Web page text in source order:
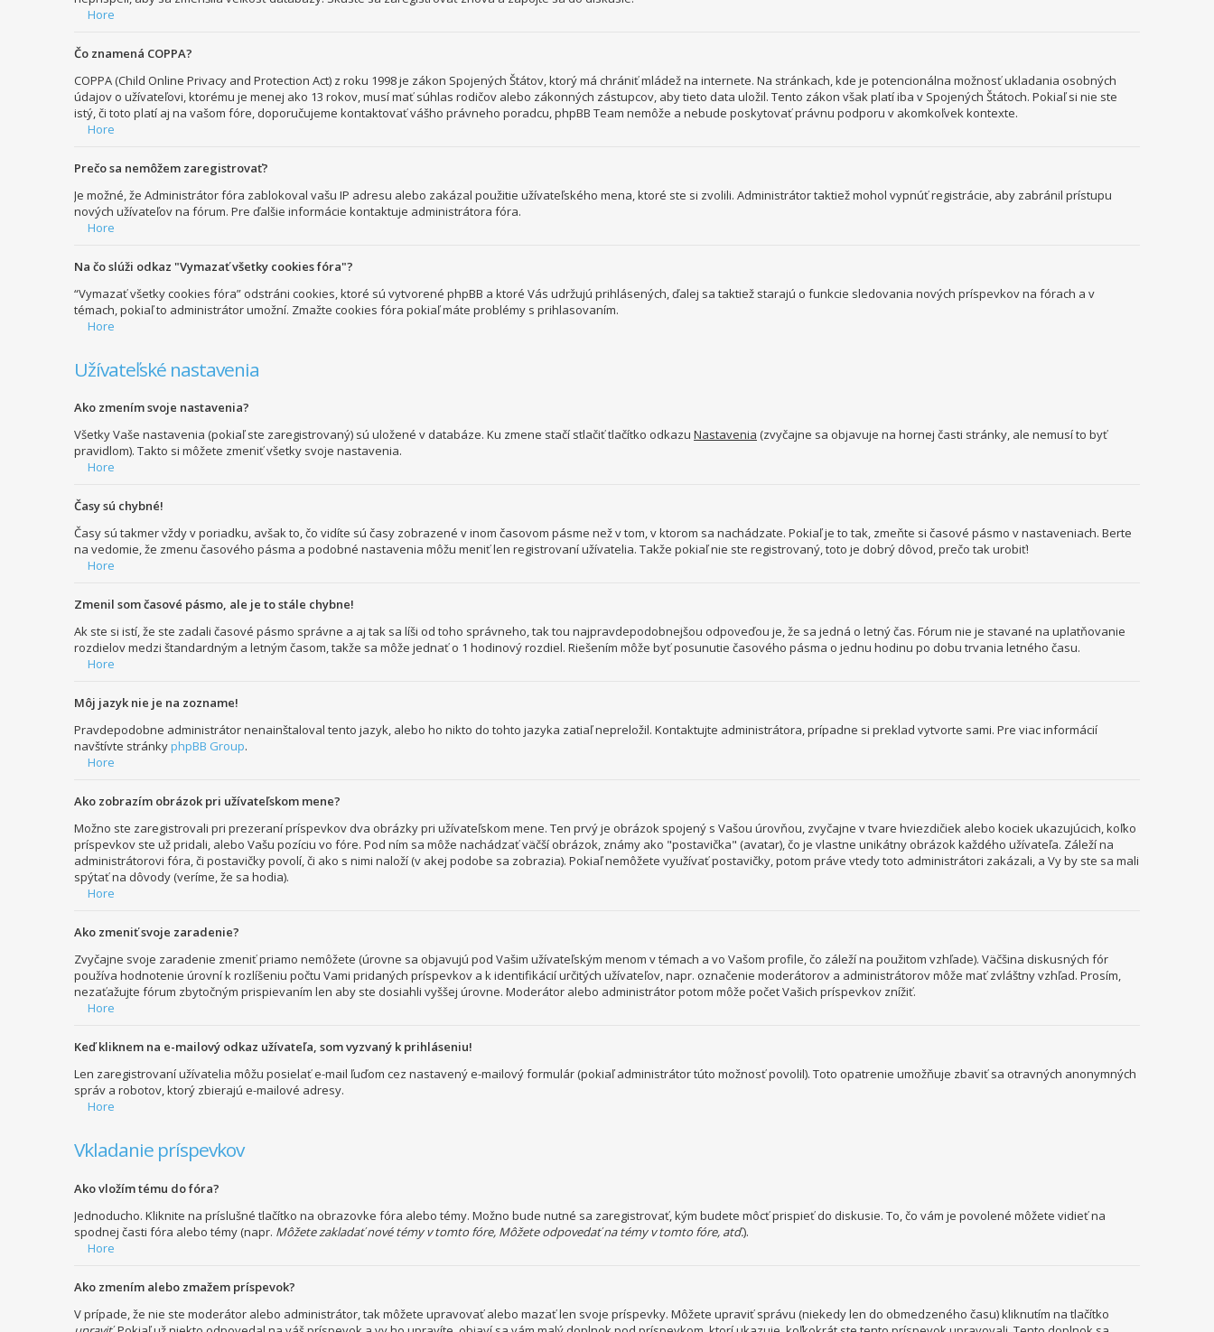
Hore
Čo znamená COPPA?
COPPA (Child Online Privacy and Protection Act) z roku 1998 je zákon Spojených Štátov, ktorý má chrániť mládež na internete. Na stránkach, kde je potencionálna možnosť ukladania osobných
údajov o užívateľovi, ktorému je menej ako 13 rokov, musí mať súhlas rodičov alebo zákonných zástupcov, aby tieto data uložil. Tento zákon však platí iba v Spojených Štátoch. Pokiaľ si nie ste
istý, či toto platí aj na vašom fóre, doporučujeme kontaktovať vášho právneho poradcu, phpBB Team nemôže a nebude poskytovať právnu podporu v akomkoľvek kontexte.
Hore
Prečo sa nemôžem zaregistrovať?
Je možné, že Administrátor fóra zablokoval vašu IP adresu alebo zakázal použitie užívateľského mena, ktoré ste si zvolili. Administrátor taktiež mohol vypnúť registrácie, aby zabránil prístupu
nových užívateľov na fórum. Pre ďalšie informácie kontaktuje administrátora fóra.
Hore
Na čo slúži odkaz "Vymazať všetky cookies fóra"?
“Vymazať všetky cookies fóra” odstráni cookies, ktoré sú vytvorené phpBB a ktoré Vás udržujú prihlásených, ďalej sa taktiež starajú o funkcie sledovania nových príspevkov na fórach a v
témach, pokiaľ to administrátor umožní. Zmažte cookies fóra pokiaľ máte problémy s prihlasovaním.
Hore
Užívateľské nastavenia
Ako zmením svoje nastavenia?
Všetky Vaše nastavenia (pokiaľ ste zaregistrovaný) sú uložené v databáze. Ku zmene stačí stlačiť tlačítko odkazu Nastavenia (zvyčajne sa objavuje na hornej časti stránky, ale nemusí to byť
pravidlom). Takto si môžete zmeniť všetky svoje nastavenia.
Hore
Časy sú chybné!
Časy sú takmer vždy v poriadku, avšak to, čo vidíte sú časy zobrazené v inom časovom pásme než v tom, v ktorom sa nachádzate. Pokiaľ je to tak, zmeňte si časové pásmo v nastaveniach. Berte
na vedomie, že zmenu časového pásma a podobné nastavenia môžu meniť len registrovaní užívatelia. Takže pokiaľ nie ste registrovaný, toto je dobrý dôvod, prečo tak urobiť!
Hore
Zmenil som časové pásmo, ale je to stále chybne!
Ak ste si istí, že ste zadali časové pásmo správne a aj tak sa líši od toho správneho, tak tou najpravdepodobnejšou odpoveďou je, že sa jedná o letný čas. Fórum nie je stavané na uplatňovanie
rozdielov medzi štandardným a letným časom, takže sa môže jednať o 1 hodinový rozdiel. Riešením môže byť posunutie časového pásma o jednu hodinu po dobu trvania letného času.
Hore
Môj jazyk nie je na zozname!
Pravdepodobne administrátor nenainštaloval tento jazyk, alebo ho nikto do tohto jazyka zatiaľ nepreložil. Kontaktujte administrátora, prípadne si preklad vytvorte sami. Pre viac informácií
navštívte stránkyphpBB Group.
Hore
Ako zobrazím obrázok pri užívateľskom mene?
Možno ste zaregistrovali pri prezeraní príspevkov dva obrázky pri užívateľskom mene. Ten prvý je obrázok spojený s Vašou úrovňou, zvyčajne v tvare hviezdičiek alebo kociek ukazujúcich, koľko
príspevkov ste už pridali, alebo Vašu pozíciu vo fóre. Pod ním sa môže nachádzať väčší obrázok, známy ako "postavička" (avatar), čo je vlastne unikátny obrázok každého užívateľa. Záleží na
administrátorovi fóra, či postavičky povolí, či ako s nimi naloží (v akej podobe sa zobrazia). Pokiaľ nemôžete využívať postavičky, potom práve vtedy toto administrátori zakázali, a Vy by ste sa mali
spýtať na dôvody (veríme, že sa hodia).
Hore
Ako zmeniť svoje zaradenie?
Zvyčajne svoje zaradenie zmeniť priamo nemôžete (úrovne sa objavujú pod Vašim užívateľským menom v témach a vo Vašom profile, čo záleží na použitom vzhľade). Väčšina diskusných fór
používa hodnotenie úrovní k rozlíšeniu počtu Vami pridaných príspevkov a k identifikácií určitých užívateľov, napr. označenie moderátorov a administrátorov môže mať zvláštny vzhľad. Prosím,
nezaťažujte fórum zbytočným prispievaním len aby ste dosiahli vyššej úrovne. Moderátor alebo administrátor potom môže počet Vašich príspevkov znížiť.
Hore
Keď kliknem na e-mailový odkaz užívateľa, som vyzvaný k prihláseniu!
Len zaregistrovaní užívatelia môžu posielať e-mail ľuďom cez nastavený e-mailový formulár (pokiaľ administrátor túto možnosť povolil). Toto opatrenie umožňuje zbaviť sa otravných anonymných
správ a robotov, ktorý zbierajú e-mailové adresy.
Hore
Vkladanie príspevkov
Ako vložím tému do fóra?
Jednoducho. Kliknite na príslušné tlačítko na obrazovke fóra alebo témy. Možno bude nutné sa zaregistrovať, kým budete môcť prispieť do diskusie. To, čo vám je povolené môžete vidieť na
spodnej časti fóra alebo témy (napr. Môžete zakladať nové témy v tomto fóre, Môžete odpovedať na témy v tomto fóre, atď.).
Hore
Ako zmením alebo zmažem príspevok?
V prípade, že nie ste moderátor alebo administrátor, tak môžete upravovať alebo mazať len svoje príspevky. Môžete upraviť správu (niekedy len do obmedzeného času) kliknutím na tlačítko